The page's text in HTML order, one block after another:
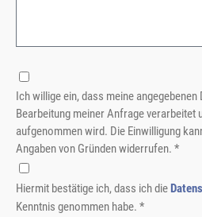
Ich willige ein, dass meine
Bearbeitung meiner Anfrage verarbeitet
aufgenommen wird. Die Einwilligung
Angaben von Gründen widerrufen. *
Hiermit bestätige ich, dass ich die
Kenntnis genommen habe. *